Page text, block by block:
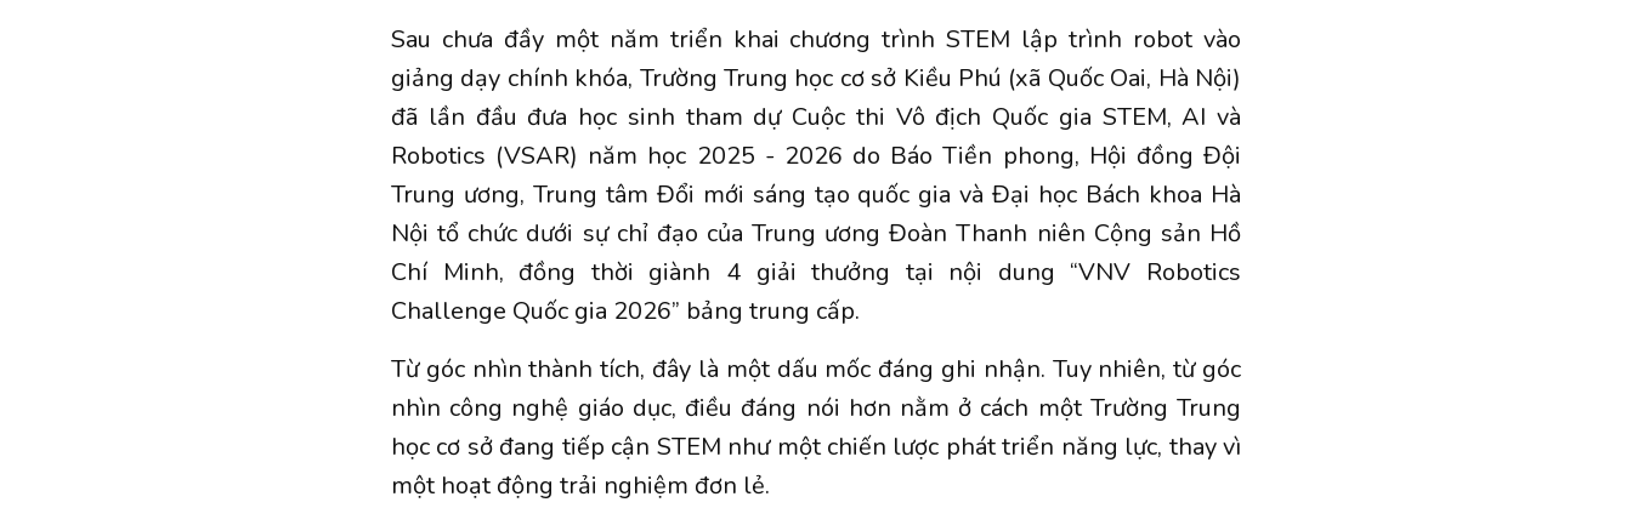
Sau chưa đầy một năm triển khai chương trình STEM lập trình robot vào
giảng dạy chính khóa, Trường Trung học cơ sở Kiều Phú (xã Quốc Oai, Hà Nội)
đã lần đầu đưa học sinh tham dự Cuộc thi Vô địch Quốc gia STEM, AI và
Robotics (VSAR) năm học 2025 - 2026 do Báo Tiền phong, Hội đồng Đội
Trung ương, Trung tâm Đổi mới sáng tạo quốc gia và Đại học Bách khoa Hà
Nội tổ chức dưới sự chỉ đạo của Trung ương Đoàn Thanh niên Cộng sản Hồ
Chí Minh, đồng thời giành 4 giải thưởng tại nội dung “VNV Robotics
Challenge Quốc gia 2026” bảng trung cấp.
Từ góc nhìn thành tích, đây là một dấu mốc đáng ghi nhận. Tuy nhiên, từ góc
nhìn công nghệ giáo dục, điều đáng nói hơn nằm ở cách một Trường Trung
học cơ sở đang tiếp cận STEM như một chiến lược phát triển năng lực, thay vì
một hoạt động trải nghiệm đơn lẻ.